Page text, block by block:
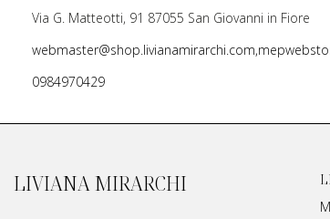
Via G. Matteotti, 91 87055 San Giovanni in Fiore
0984970429
LIVIANA MIRARCHI